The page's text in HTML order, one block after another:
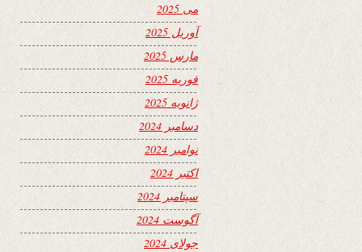
می 2025
آوریل 2025
مارس 2025
فوریه 2025
ژانویه 2025
دسامبر 2024
نوامبر 2024
اکتبر 2024
سپتامبر 2024
آگوست 2024
جولای 2024